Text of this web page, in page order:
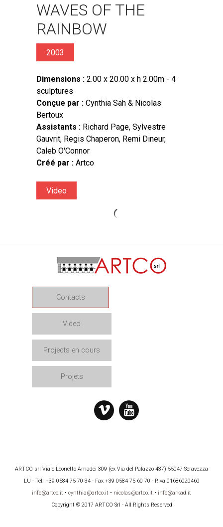
WAVES OF THE
RAINBOW
2003
Dimensions : 2.00 x 20.00 x h 2.00m - 4
sculptures
Conçue par : Cynthia Sah & Nicolas
Bertoux
Assistants : Richard Page, Sylvestre
Gauvrit, Regis Chaperon, Remi Dineur,
Caleb O'Connor
Créé par : Artco
Video
Contacts
Video
Projects en cours
Projets
ARTCO srl Viale Leonetto Amadei 309 (ex Via del Palazzo 437) 55047 Seravezza
LU - Tel. +39 0584 75 70 34 - Fax +39 0584 75 60 70 - P.Iva 01686020460
info@artco.it • cynthia@artco.it • nicolas@artco.it • info@arkad.it
Copyright © 2017 ARTCO Srl - All Rights Reserved